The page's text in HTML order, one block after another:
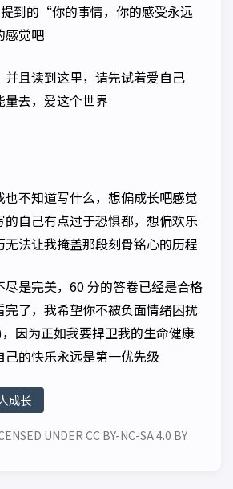
到的“你的事情，你的感受永远
感觉吧
并且读到这里，请先试着爱自己
量去，爱这个世界
不知道写什么，想偏成长吧感觉
的自己有点过于恐惧都，想偏欢乐
无法让我掩盖那段刻骨铭心的历程
是完美，60 分的答卷已经是合格
完了，我希望你不被负面情绪困扰
因为正如我要捍卫我的生命健康
的快乐永远是第一优先级
成长
UNDER CC BY-NC-SA 4.0 BY